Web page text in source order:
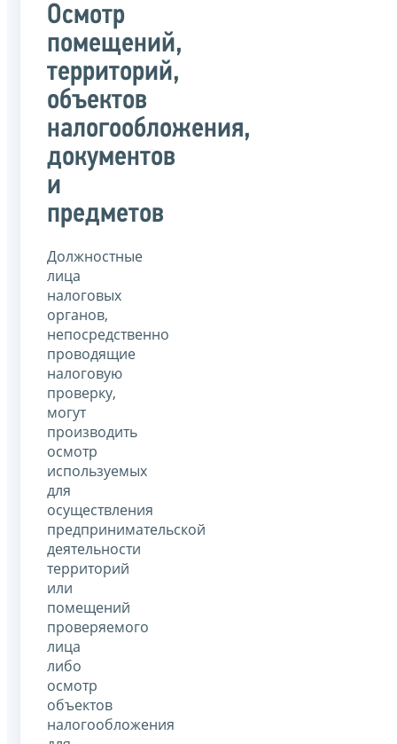
Осмотр
помещений,
территорий,
объектов
налогообложения,
документов
и
предметов
Должностные
лица
налоговых
органов,
непосредственно
проводящие
налоговую
проверку,
могут
производить
осмотр
используемых
для
осуществления
предпринимательской
деятельности
территорий
или
помещений
проверяемого
лица
либо
осмотр
объектов
налогообложения